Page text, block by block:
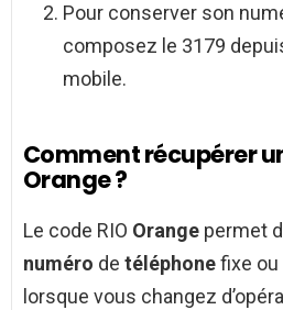
Pour conserver son
composez le 3179
mobile.
Comment récupérer
Orange ?
Le code RIO Orange permet
numéro de téléphonefixe
lorsque vous changez